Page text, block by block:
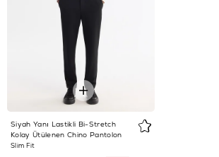
Siyah Yanı Lastikli Bi-Stretch
Kolay Ütülenen Chino Pantolon
Slim Fit